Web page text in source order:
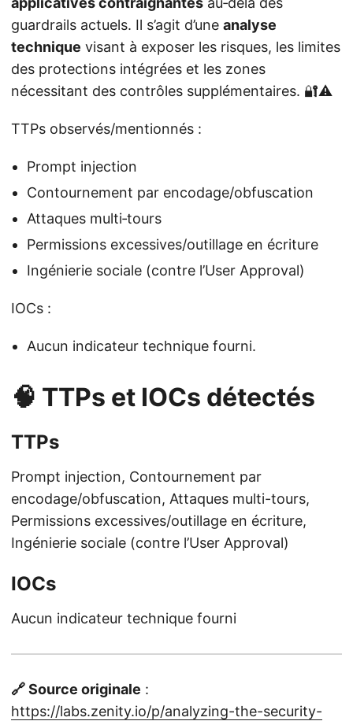
guardrails actuels. Il s’agit d’une analyse
technique visant à exposer les risques, les limites
des protections intégrées et les zones
nécessitant des contrôles supplémentaires. 🔐⚠️
TTPs observés/mentionnés :
Prompt injection
Contournement par encodage/obfuscation
Attaques multi‑tours
Permissions excessives/outillage en écriture
Ingénierie sociale (contre l’User Approval)
IOCs :
Aucun indicateur technique fourni.
🧠 TTPs et IOCs détectés
TTPs
Prompt injection, Contournement par
encodage/obfuscation, Attaques multi-tours,
Permissions excessives/outillage en écriture,
Ingénierie sociale (contre l’User Approval)
IOCs
Aucun indicateur technique fourni
🔗 Source originale :
https://labs.zenity.io/p/analyzing-the-security-